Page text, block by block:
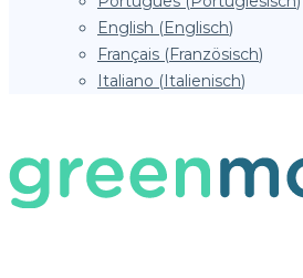
English (Englisch)
Français (Französisch)
Italiano (Italienisch)